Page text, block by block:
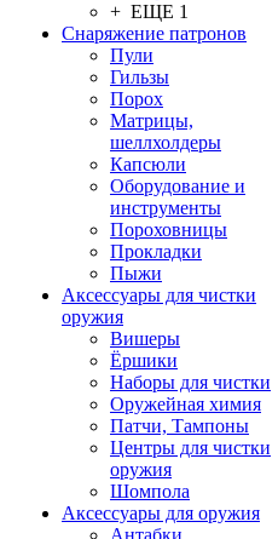
+ ЕЩЕ 1
Снаряжение патронов
Пули
Гильзы
Порох
Матрицы,
шеллхолдеры
Капсюли
Оборудование и
инструменты
Пороховницы
Прокладки
Пыжи
Аксессуары для чистки
оружия
Вишеры
Ёршики
Наборы для чистки
Оружейная химия
Патчи, Тампоны
Центры для чистки
оружия
Шомпола
Аксессуары для оружия
Антабки